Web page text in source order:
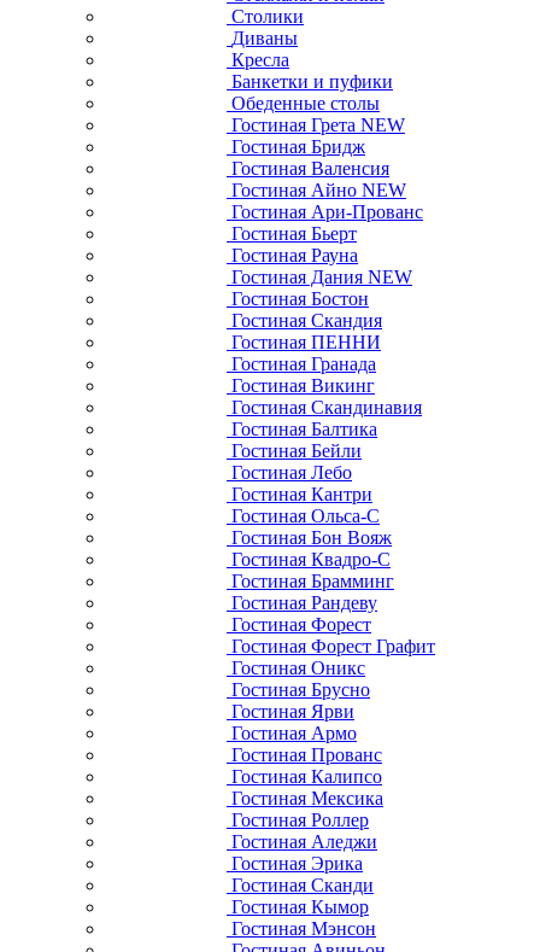
Столики
Диваны
Кресла
Банкетки и пуфики
Обеденные столы
Гостиная Грета NEW
Гостиная Бридж
Гостиная Валенсия
Гостиная Айно NEW
Гостиная Ари-Прованс
Гостиная Бьерт
Гостиная Рауна
Гостиная Дания NEW
Гостиная Бостон
Гостиная Скандия
Гостиная ПЕННИ
Гостиная Гранада
Гостиная Викинг
Гостиная Скандинавия
Гостиная Балтика
Гостиная Бейли
Гостиная Лебо
Гостиная Кантри
Гостиная Ольса-С
Гостиная Бон Вояж
Гостиная Квадро-С
Гостиная Брамминг
Гостиная Рандеву
Гостиная Форест
Гостиная Форест Графит
Гостиная Оникс
Гостиная Брусно
Гостиная Ярви
Гостиная Армо
Гостиная Прованс
Гостиная Калипсо
Гостиная Мексика
Гостиная Роллер
Гостиная Аледжи
Гостиная Эрика
Гостиная Сканди
Гостиная Кымор
Гостиная Мэнсон